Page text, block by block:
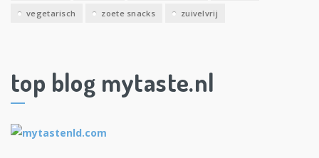
vegetarisch zoete snacks zuivelvrij
top blog mytaste.nl